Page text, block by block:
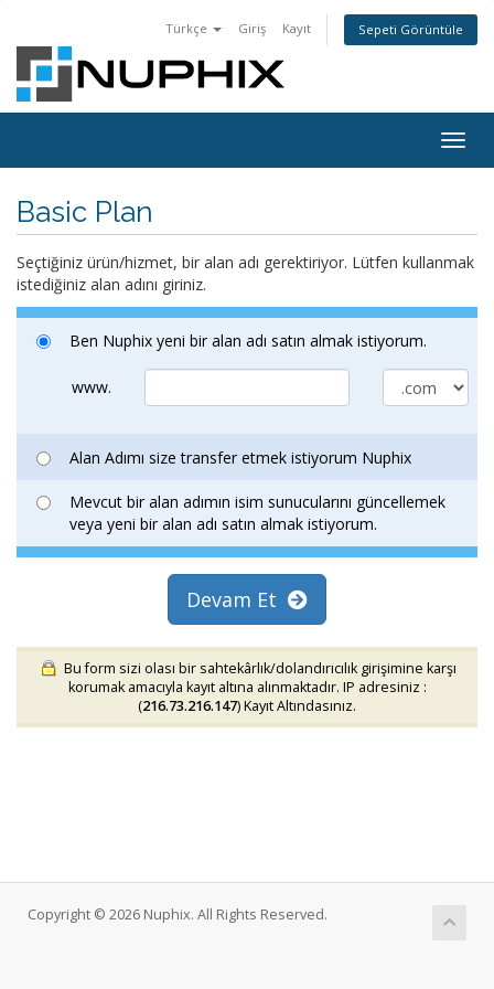
Türkçe Giriş Kayıt Sepeti Görüntüle
Basic Plan
Seçtiğiniz ürün/hizmet, bir alan adı gerektiriyor. Lütfen kullanmak
istediğiniz alan adını giriniz.
Ben Nuphix yeni bir alan adı satın almak istiyorum.
www.
Alan Adımı size transfer etmek istiyorum Nuphix
Mevcut bir alan adımın isim sunucularını güncellemek
veya yeni bir alan adı satın almak istiyorum.
Devam Et
Bu form sizi olası bir sahtekârlık/dolandırıcılık girişimine karşı
korumak amacıyla kayıt altına alınmaktadır. IP adresiniz :
(216.73.216.147) Kayıt Altındasınız.
Copyright © 2026 Nuphix. All Rights Reserved.